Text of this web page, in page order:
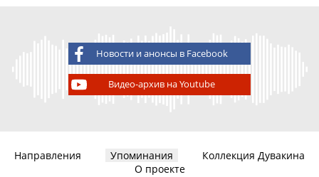
Новости и анонсы в Facebook
Видео-архив на Youtube
Направления Упоминания
Коллекция Дувакина
О проекте